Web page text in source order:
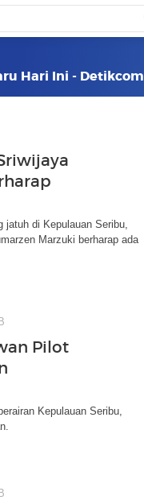
Hari Ini - Detikcom
jatuh di Kepulauan Seribu,
Marzuki berharap ada
Pilot
Kepulauan Seribu,